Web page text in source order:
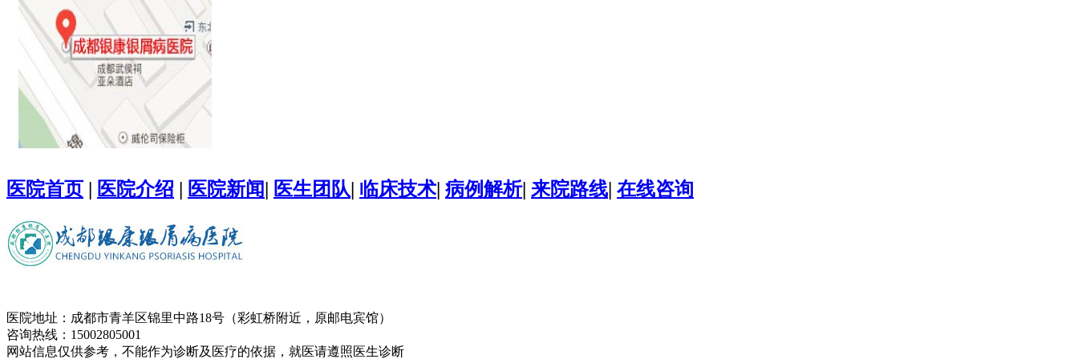
医院首页 | 医院介绍 | 医院新闻| 医生团队| 临床技术| 病例解析| 来院路线| 在线咨询
医院地址：成都市青羊区锦里中路18号（彩虹桥附近，原邮电宾馆）
咨询热线：15002805001
网站信息仅供参考，不能作为诊断及医疗的依据，就医请遵照医生诊断